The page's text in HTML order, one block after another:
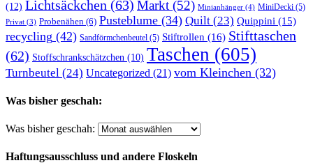
(12) Lichtsäckchen (63) Markt (52) Minianhänger (4) MiniDecki (5)
Privat (3) Probenähen (6) Pusteblume (34) Quilt (23) Quippini (15)
recycling (42) Sandförmchenbeutel (5) Stiftrollen (16) Stifttaschen
(62) Stoffschrankschätzchen (10) Taschen (605)
Turnbeutel (24) Uncategorized (21) vom Kleinchen (32)
Was bisher geschah:
Was bisher geschah:
Haftungsausschluss und andere Floskeln